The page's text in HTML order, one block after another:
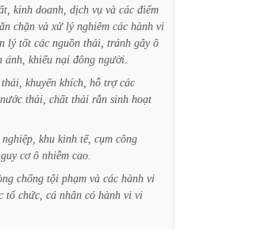
kinh doanh, dịch vụ và các điểm
chặn và xử lý nghiêm các hành vi
lý tốt các nguồn thải, tránh gây ô
ánh, khiếu nại đông người.
thải, khuyến khích, hỗ trợ các
nước thải, chất thải rắn sinh hoạt
nghiệp, khu kinh tế, cụm công
cơ ô nhiễm cao.
chống tội phạm và các hành vi
tổ chức, cá nhân có hành vi vi